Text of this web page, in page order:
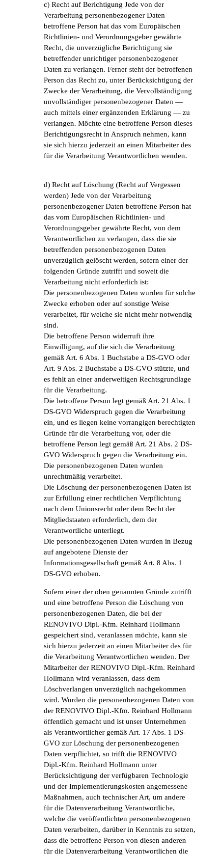
c) Recht auf Berichtigung Jede von der
Verarbeitung personenbezogener Daten
betroffene Person hat das vom Europäischen
Richtlinien- und Verordnungsgeber gewährte
Recht, die unverzügliche Berichtigung sie
betreffender unrichtiger personenbezogener
Daten zu verlangen. Ferner steht der betroffenen
Person das Recht zu, unter Berücksichtigung der
Zwecke der Verarbeitung, die Vervollständigung
unvollständiger personenbezogener Daten —
auch mittels einer ergänzenden Erklärung — zu
verlangen. Möchte eine betroffene Person dieses
Berichtigungsrecht in Anspruch nehmen, kann
sie sich hierzu jederzeit an einen Mitarbeiter des
für die Verarbeitung Verantwortlichen wenden.
d) Recht auf Löschung (Recht auf Vergessen
werden) Jede von der Verarbeitung
personenbezogener Daten betroffene Person hat
das vom Europäischen Richtlinien- und
Verordnungsgeber gewährte Recht, von dem
Verantwortlichen zu verlangen, dass die sie
betreffenden personenbezogenen Daten
unverzüglich gelöscht werden, sofern einer der
folgenden Gründe zutrifft und soweit die
Verarbeitung nicht erforderlich ist:
Die personenbezogenen Daten wurden für solche
Zwecke erhoben oder auf sonstige Weise
verarbeitet, für welche sie nicht mehr notwendig
sind.
Die betroffene Person widerruft ihre
Einwilligung, auf die sich die Verarbeitung
gemäß Art. 6 Abs. 1 Buchstabe a DS-GVO oder
Art. 9 Abs. 2 Buchstabe a DS-GVO stützte, und
es fehlt an einer anderweitigen Rechtsgrundlage
für die Verarbeitung.
Die betroffene Person legt gemäß Art. 21 Abs. 1
DS-GVO Widerspruch gegen die Verarbeitung
ein, und es liegen keine vorrangigen berechtigten
Gründe für die Verarbeitung vor, oder die
betroffene Person legt gemäß Art. 21 Abs. 2 DS-
GVO Widerspruch gegen die Verarbeitung ein.
Die personenbezogenen Daten wurden
unrechtmäßig verarbeitet.
Die Löschung der personenbezogenen Daten ist
zur Erfüllung einer rechtlichen Verpflichtung
nach dem Unionsrecht oder dem Recht der
Mitgliedstaaten erforderlich, dem der
Verantwortliche unterliegt.
Die personenbezogenen Daten wurden in Bezug
auf angebotene Dienste der
Informationsgesellschaft gemäß Art. 8 Abs. 1
DS-GVO erhoben.
Sofern einer der oben genannten Gründe zutrifft
und eine betroffene Person die Löschung von
personenbezogenen Daten, die bei der
RENOVIVO Dipl.-Kfm. Reinhard Hollmann
gespeichert sind, veranlassen möchte, kann sie
sich hierzu jederzeit an einen Mitarbeiter des für
die Verarbeitung Verantwortlichen wenden. Der
Mitarbeiter der RENOVIVO Dipl.-Kfm. Reinhard
Hollmann wird veranlassen, dass dem
Löschverlangen unverzüglich nachgekommen
wird. Wurden die personenbezogenen Daten von
der RENOVIVO Dipl.-Kfm. Reinhard Hollmann
öffentlich gemacht und ist unser Unternehmen
als Verantwortlicher gemäß Art. 17 Abs. 1 DS-
GVO zur Löschung der personenbezogenen
Daten verpflichtet, so trifft die RENOVIVO
Dipl.-Kfm. Reinhard Hollmann unter
Berücksichtigung der verfügbaren Technologie
und der Implementierungskosten angemessene
Maßnahmen, auch technischer Art, um andere
für die Datenverarbeitung Verantwortliche,
welche die veröffentlichten personenbezogenen
Daten verarbeiten, darüber in Kenntnis zu setzen,
dass die betroffene Person von diesen anderen
für die Datenverarbeitung Verantwortlichen die